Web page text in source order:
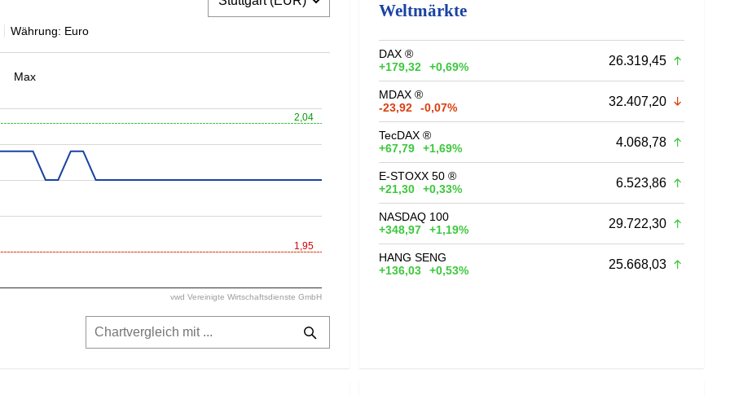
Währung: Euro
Max
2,04
1,95
vwd Vereinigte Wirtschaftsdienste GmbH
Weltmärkte
DAX ®
+179,32
+0,69% 26.319,45
MDAX ®
-23,92
-0,07% 32.407,20
TecDAX ®
+67,79
+1,69% 4.068,78
E-STOXX 50 ®
+21,30
+0,33% 6.523,86
NASDAQ 100
+348,97
+1,19% 29.722,30
HANG SENG
+136,03
+0,53% 25.668,03